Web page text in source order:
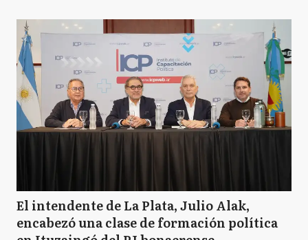
El intendente de La Plata, Julio Alak,
encabezó una clase de formación política